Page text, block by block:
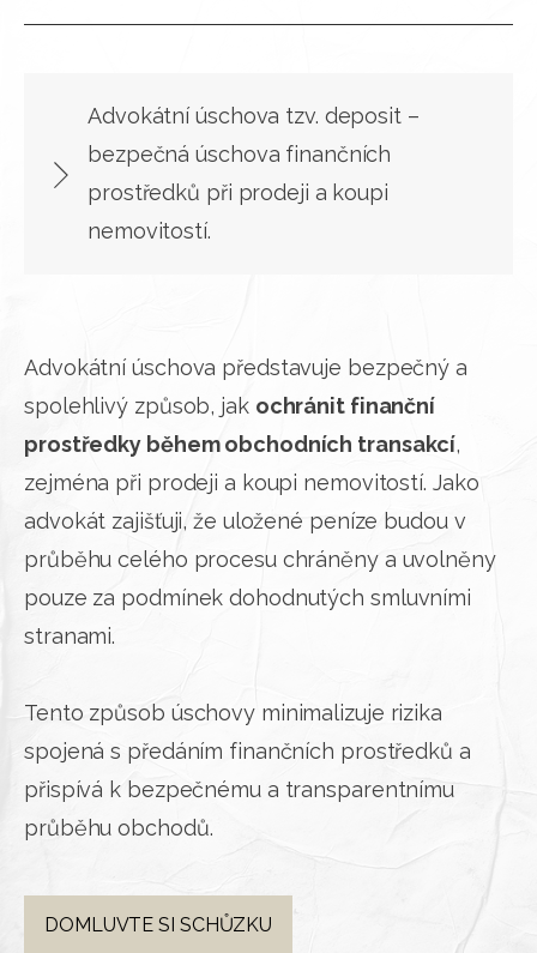
Advokátní úschova tzv. deposit –
bezpečná úschova finančních
prostředků při prodeji a koupi
nemovitostí.
Advokátní úschova představuje bezpečný a
spolehlivý způsob, jak ochránit finanční
prostředky během obchodních transakcí,
zejména při prodeji a koupi nemovitostí. Jako
advokát zajišťuji, že uložené peníze budou v
průběhu celého procesu chráněny a uvolněny
pouze za podmínek dohodnutých smluvními
stranami.
Tento způsob úschovy minimalizuje rizika
spojená s předáním finančních prostředků a
přispívá k bezpečnému a transparentnímu
průběhu obchodů.
DOMLUVTE SI SCHŮZKU